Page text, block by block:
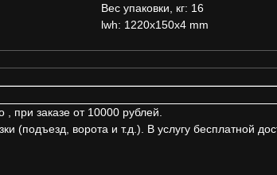
Вес упаковки, кг: 16
lwh: 1220x150x4 mm
при заказе от 10000 рублей.
(подъезд, ворота и т.д.). В услугу бесплатной